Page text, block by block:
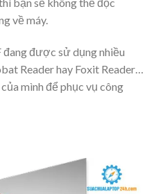
về máy.
được sử dụng nhiều
Reader hay Foxit Reader…
mình để phục vụ công